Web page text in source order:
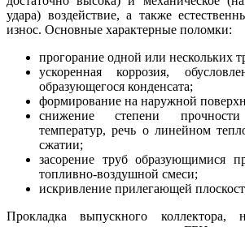
удара) воздействие, а также
износ. Основные характерные поломки:
прогорание одной или нескольких
ускоренная коррозия,
образующегося конденсата;
формирование на наружной
снижение степени
температур, речь о линейном
сжатии;
засорение труб образующимися
топливно-воздушной смеси;
искривление прилегающей
Прокладка выпускного коллектора,